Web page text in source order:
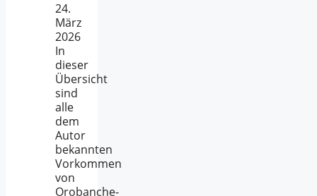
24.
März
2026
In
dieser
Übersicht
sind
alle
dem
Autor
bekannten
Vorkommen
von
Orobanche-